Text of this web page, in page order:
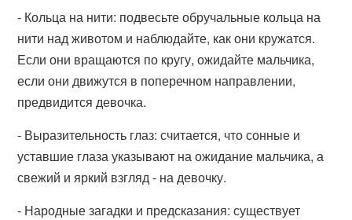
- Кольца на нити: подвесьте обручальные кольца на
нити над животом и наблюдайте, как они кружатся.
Если они вращаются по кругу, ожидайте мальчика,
если они движутся в поперечном направлении,
предвидится девочка.
- Выразительность глаз: считается, что сонные и
уставшие глаза указывают на ожидание мальчика, а
свежий и яркий взгляд - на девочку.
- Народные загадки и предсказания: существует